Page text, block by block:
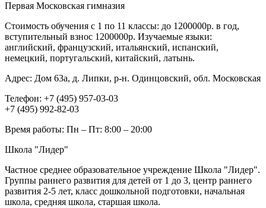
Первая Московская гимназия
Стоимость обучения с 1 по 11 классы: до 1200000р. в год,
вступительный взнос 1200000р. Изучаемые языки:
английский, французский, итальянский, испанский,
немецкий, португальский, китайский, латынь.
Адрес: Дом 63а, д. Липки, р-н. Одинцовский, обл. Московская
Телефон: +7 (495) 957-03-03
+7 (495) 992-82-03
Время работы: Пн – Пт: 8:00 – 20:00
Школа "Лидер"
Частное среднее образовательное учреждение Школа "Лидер".
Группы раннего развития для детей от 1 до 3, центр раннего
развития 2-5 лет, класс дошкольной подготовки, начальная
школа, средняя школа, старшая школа.